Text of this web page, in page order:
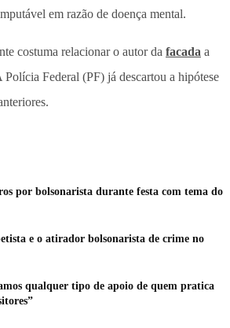
em razão de doença mental.
costuma relacionar o autor da facada a
Federal (PF) já descartou a hipótese
por bolsonarista durante festa com tema do
e o atirador bolsonarista de crime no
qualquer tipo de apoio de quem pratica